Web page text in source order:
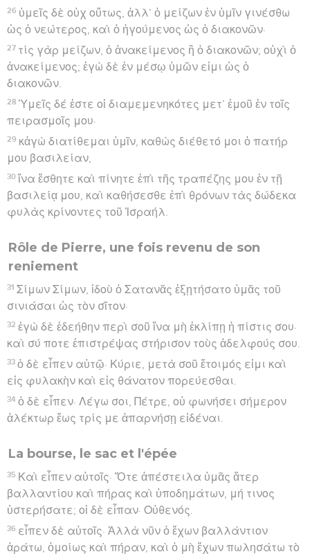
26 ὑμεῖς δὲ οὐχ οὕτως, ἀλλ’ ὁ μείζων ἐν ὑμῖν γινέσθω
ὡς ὁ νεώτερος, καὶ ὁ ἡγούμενος ὡς ὁ διακονῶν·
27 τίς γὰρ μείζων, ὁ ἀνακείμενος ἢ ὁ διακονῶν; οὐχὶ ὁ
ἀνακείμενος; ἐγὼ δὲ ἐν μέσῳ ὑμῶν εἰμι ὡς ὁ
διακονῶν.
28 Ὑμεῖς δέ ἐστε οἱ διαμεμενηκότες μετ’ ἐμοῦ ἐν τοῖς
πειρασμοῖς μου·
29 κἀγὼ διατίθεμαι ὑμῖν, καθὼς διέθετό μοι ὁ πατήρ
μου βασιλείαν,
30 ἵνα ἔσθητε καὶ πίνητε ἐπὶ τῆς τραπέζης μου ἐν τῇ
βασιλείᾳ μου, καὶ καθήσεσθε ἐπὶ θρόνων τὰς δώδεκα
φυλὰς κρίνοντες τοῦ Ἰσραήλ.
Rôle de Pierre, une fois revenu de son
reniement
31 Σίμων Σίμων, ἰδοὺ ὁ Σατανᾶς ἐξῃτήσατο ὑμᾶς τοῦ
σινιάσαι ὡς τὸν σῖτον·
32 ἐγὼ δὲ ἐδεήθην περὶ σοῦ ἵνα μὴ ἐκλίπῃ ἡ πίστις σου·
καὶ σύ ποτε ἐπιστρέψας στήρισον τοὺς ἀδελφούς σου.
33 ὁ δὲ εἶπεν αὐτῷ· Κύριε, μετὰ σοῦ ἕτοιμός εἰμι καὶ
εἰς φυλακὴν καὶ εἰς θάνατον πορεύεσθαι.
34 ὁ δὲ εἶπεν· Λέγω σοι, Πέτρε, οὐ φωνήσει σήμερον
ἀλέκτωρ ἕως τρίς με ἀπαρνήσῃ εἰδέναι.
La bourse, le sac et l'épée
35 Καὶ εἶπεν αὐτοῖς· Ὅτε ἀπέστειλα ὑμᾶς ἄτερ
βαλλαντίου καὶ πήρας καὶ ὑποδημάτων, μή τινος
ὑστερήσατε; οἱ δὲ εἶπαν· Οὐθενός.
36 εἶπεν δὲ αὐτοῖς· Ἀλλὰ νῦν ὁ ἔχων βαλλάντιον
ἀράτω, ὁμοίως καὶ πήραν, καὶ ὁ μὴ ἔχων πωλησάτω τὸ